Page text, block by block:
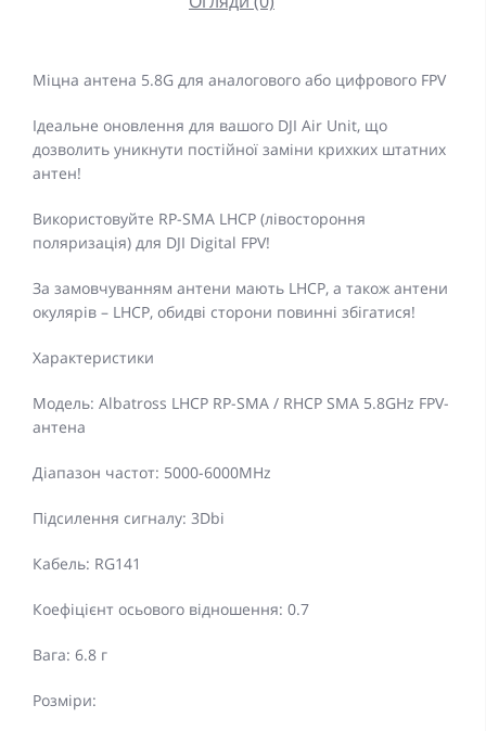
Міцна антена 5.8G для аналогового або цифрового FPV
Ідеальне оновлення для вашого DJI Air Unit, що
дозволить уникнути постійної заміни крихких штатних
антен!
Використовуйте RP-SMA LHCP (лівостороння
поляризація) для DJI Digital FPV!
За замовчуванням антени мають LHCP, а також антени
окулярів – LHCP, обидві сторони повинні збігатися!
Характеристики
Модель: Albatross LHCP RP-SMA / RHCP SMA 5.8GHz FPV-
антена
Діапазон частот: 5000-6000MHz
Підсилення сигналу: 3Dbi
Кабель: RG141
Коефіцієнт осьового відношення: 0.7
Вага: 6.8 г
Розміри: